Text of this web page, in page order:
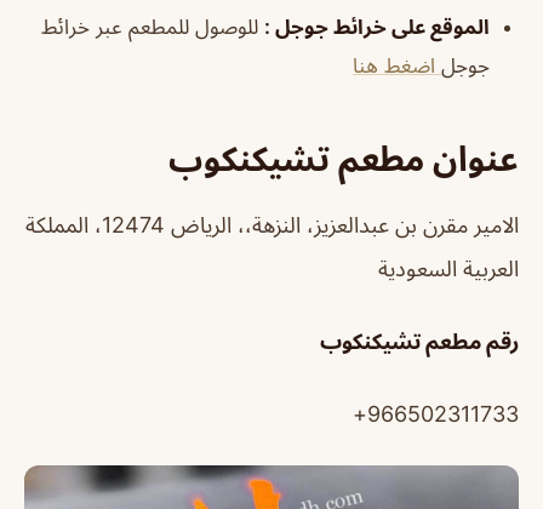
الموقع على خرائط جوجل : للوصول للمطعم عبر خرائط
جوجل اضغط هنا
عنوان مطعم تشيكنكوب
الامير مقرن بن عبدالعزيز، النزهة،، الرياض 12474، المملكة
العربية السعودية
رقم مطعم تشيكنكوب
966502311733+